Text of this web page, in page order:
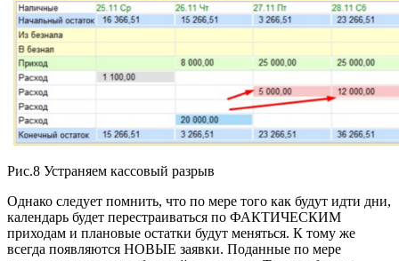
Рис.8 Устраняем кассовый разрыв
Однако следует помнить, что по мере того как будут идти дни,
календарь будет перестраиваться по ФАКТИЧЕСКИМ
приходам и плановые остатки будут меняться. К тому же
всегда появляются НОВЫЕ заявки. Поданные по мере